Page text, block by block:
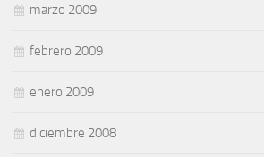
marzo 2009
febrero 2009
enero 2009
diciembre 2008